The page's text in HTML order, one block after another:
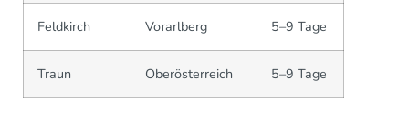
Feldkirch Vorarlberg 5–9 Tage
Traun Oberösterreich 5–9 Tage